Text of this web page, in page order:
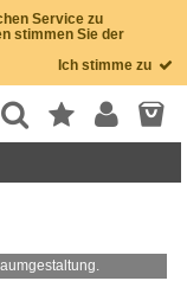
Service zu
stimmen Sie der
Ich stimme zu